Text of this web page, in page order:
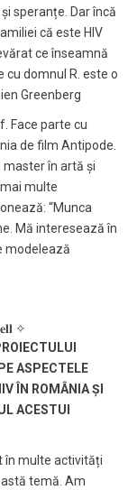
speranțe. Dar încă
că este HIV
ce înseamnă
cu domnul R. este o
Greenberg
Face parte cu
de film Antipode.
în artă și
multe
“Munca
Mă interesează în
modelează
✧
ASPECTELE
ÎN ROMÂNIA ȘI
ACESTUI
în multe activități
temă. Am